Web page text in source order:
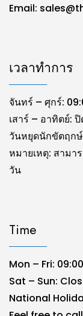
Email:
เวลาทำการ
จันทร์ – ศุกร์:
เสาร์ – อาทิตย์:
วันหยุดนักขัตฤก
หมายเหตุ: สามา
วัน
Time
Mon – Fri:
Sat – Sun:
National